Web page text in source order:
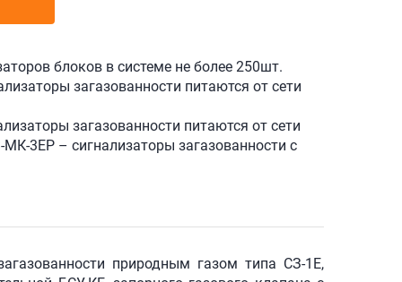
блоков в системе не более 250шт.
загазованности питаются от сети
загазованности питаются от сети
3ЕР – сигнализаторы загазованности с
природным газом типа СЗ-1Е,